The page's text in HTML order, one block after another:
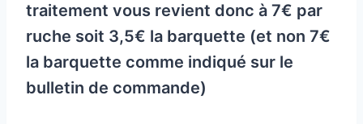
traitement vous revient donc à 7€ par
ruche soit 3,5€ la barquette (et non 7€
la barquette comme indiqué sur le
bulletin de commande)